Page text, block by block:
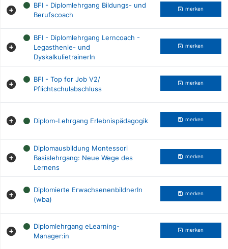
BFI - Diplomlehrgang Bildungs- und
Berufscoach
merken
BFI - Diplomlehrgang Lerncoach -
Legasthenie- und
DyskalkulietrainerIn
merken
BFI - Top for Job V2/
Pflichtschulabschluss
merken
Diplom-Lehrgang Erlebnispädagogik merken
Diplomausbildung Montessori
Basislehrgang: Neue Wege des
Lernens
merken
Diplomierte ErwachsenenbildnerIn
(wba)
merken
Diplomlehrgang eLearning-
Manager:in
merken